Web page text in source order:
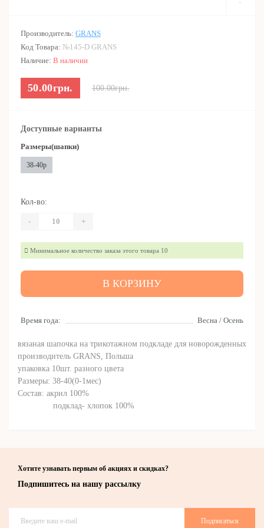
Производитель: GRANS
Код Товара: №145-D GRANS
Наличие: В наличии
50.00грн. 100.00грн.
Время года: Весна / Осень
вязаная шапочка на трикотажном подкладе для новорожденных
производитель GRANS, Польша
упаковка 10шт. разного цвета
Размеры: 38-40(0-1мес)
Состав: акрил 100%
подклад- хлопок 100%
Доступные варианты
Размеры(шапки)
38-40р
Кол-во:
- +
Минимальное количество заказа этого товара 10
В КОРЗИНУ
Хотите узнавать первым об акциях и скидках?
Подпишитесь на нашу рассылку
Подписаться